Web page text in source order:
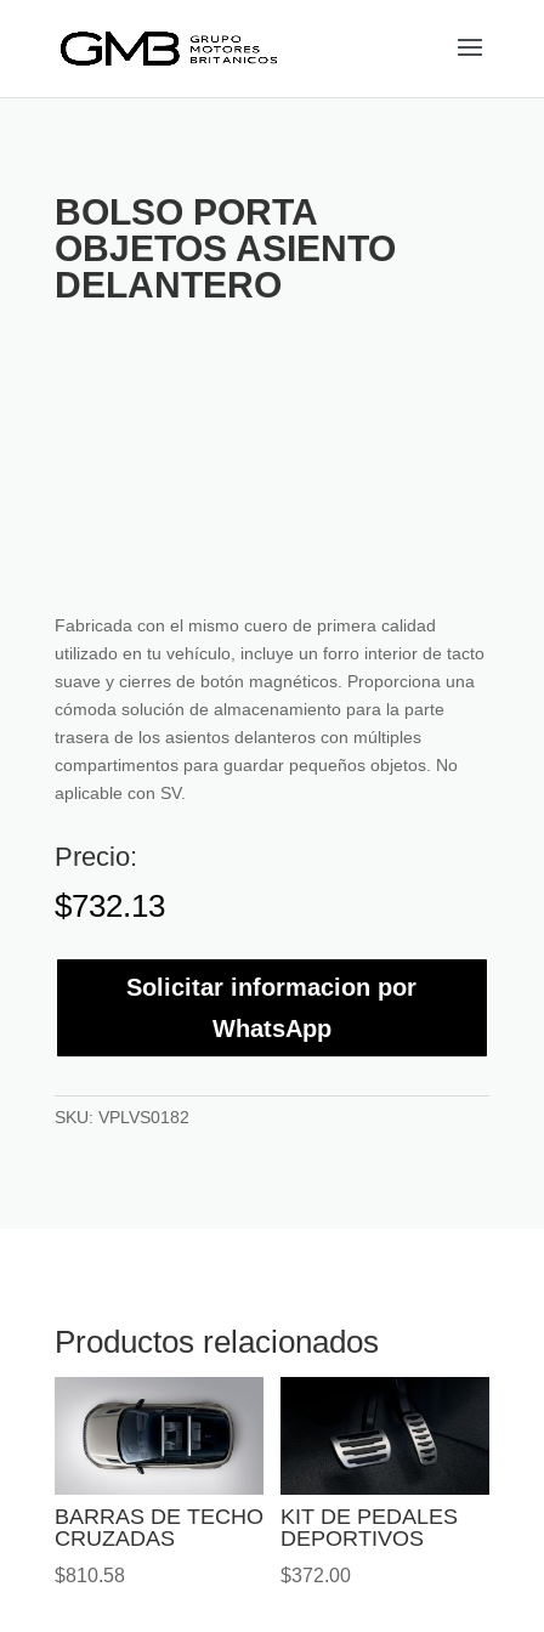
BOLSO PORTA
OBJETOS ASIENTO
DELANTERO
Fabricada con el mismo cuero de primera calidad
utilizado en tu vehículo, incluye un forro interior de tacto
suave y cierres de botón magnéticos. Proporciona una
cómoda solución de almacenamiento para la parte
trasera de los asientos delanteros con múltiples
compartimentos para guardar pequeños objetos. No
aplicable con SV.
Precio:
$732.13
Solicitar informacion por
WhatsApp
SKU: VPLVS0182
Productos relacionados
BARRAS DE TECHO
CRUZADAS
$810.58
KIT DE PEDALES
DEPORTIVOS
$372.00